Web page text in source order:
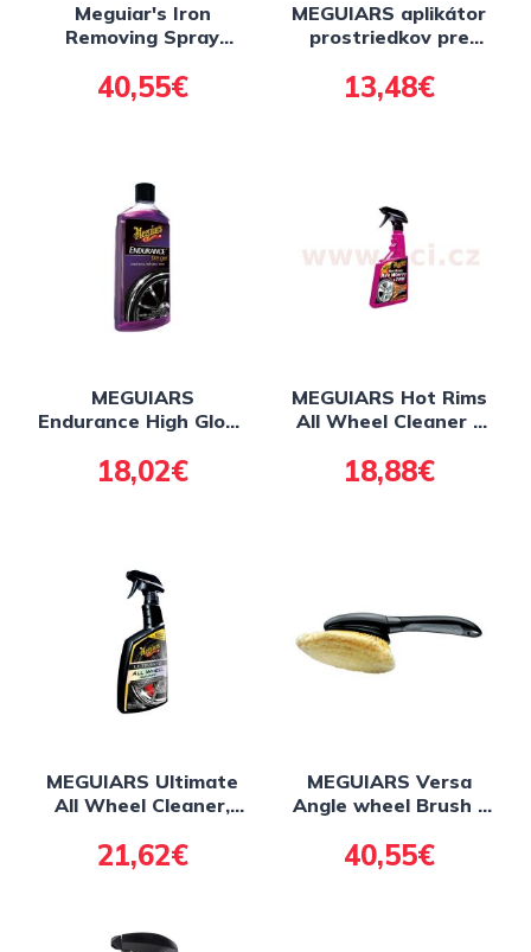
Meguiar's Iron
Removing Spray
chemickou
dekontaminaci laku a
40,55€
MEGUIARS aplikátor
prostriedkov pre
13,48€
MEGUIARS
Endurance High Gloss
pneumatiky 473 ml
18,02€
MEGUIARS Hot Rims
All Wheel Cleaner -
prostriedok na kolesá
710 ml
18,88€
MEGUIARS Ultimate
All Wheel Cleaner,
21,62€
MEGUIARS Versa
Angle wheel Brush -
krátkym držadlom
40,55€